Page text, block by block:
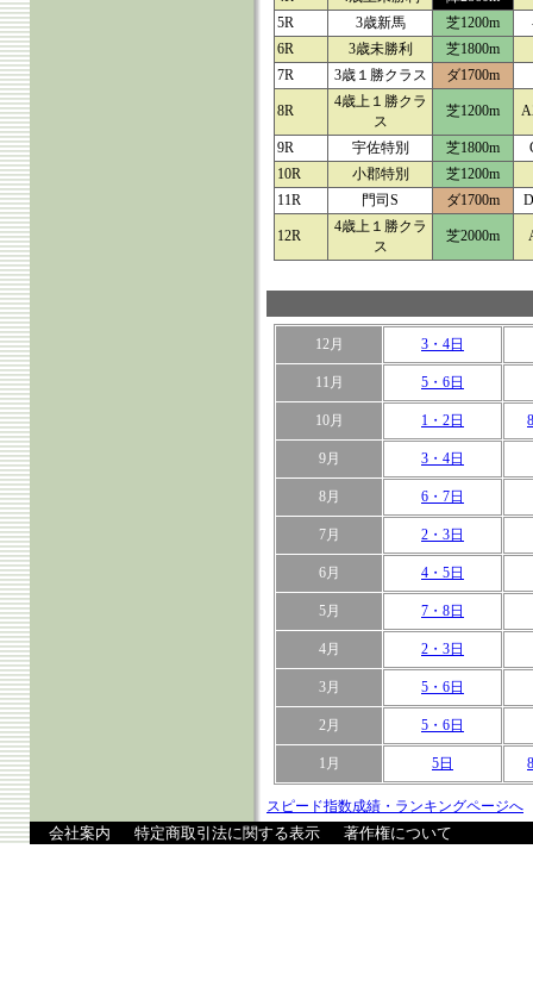
5R
3歳新馬 芝1200m
6R
3歳未勝利
芝1800m
7R
3歳１勝クラス ダ1700m
8R
4歳上１勝クラ
ス
芝1200m
9R 宇佐特別 芝1800m
10R
小郡特別
芝1200m
11R
門司S ダ1700m
12R
4歳上１勝クラ
ス
芝2000m
12月 3・4日
11月 5・6日
10月 1・2日
9月 3・4日
8月 6・7日
7月 2・3日
6月 4・5日
5月 7・8日
4月 2・3日
3月 5・6日
2月 5・6日
1月 5日
スピード指数成績・ランキングページへ
会社案内 特定商取引法に関する表示 著作権について